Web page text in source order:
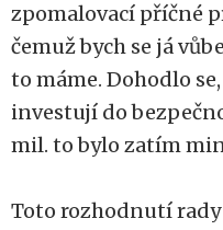
zpomalovací příčné
čemuž bych se já
to máme. Dohodlo
investují do
mil. to bylo zatím
Toto rozhodnutí rady